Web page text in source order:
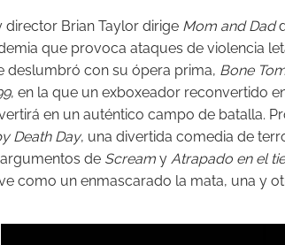
director Brian Taylor dirige Mom and Dad
que provoca ataques de violencia
deslumbró con su ópera prima, Bone
, en la que un exboxeador reconvertido
en un auténtico campo de batalla.
Death Day, una divertida comedia de
de Scream y Atrapado en el
como un enmascarado la mata, una y